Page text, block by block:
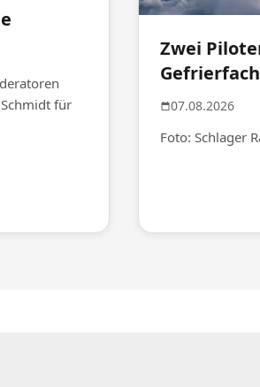
für
Zwei
07.08.2026
Foto: Schlager